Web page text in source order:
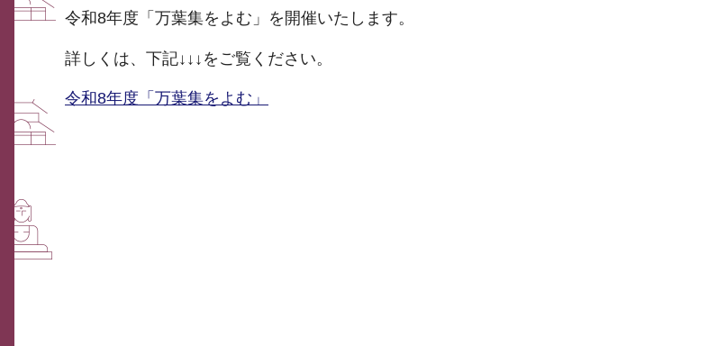
令和8年度「万葉集をよむ」を開催いたします。
詳しくは、下記↓↓↓をご覧ください。
令和8年度「万葉集をよむ」